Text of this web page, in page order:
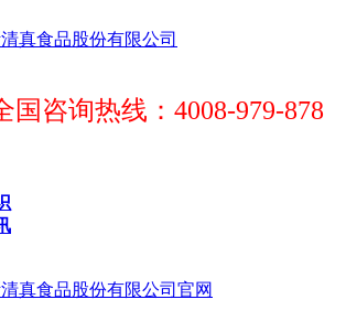
国咨询热线：4008-979-878